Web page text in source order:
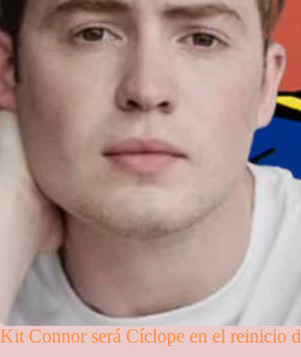
Kit Connor será Cíclope en el reinicio